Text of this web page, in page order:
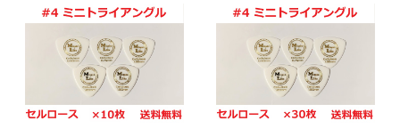
JAZZ XL ジャズ
ポリアセタール
セルロース
ポリアセタール
＃7 スモールティアドロップ
ポリアセタール
#14 スモールトライアングル
セルロース
シールド